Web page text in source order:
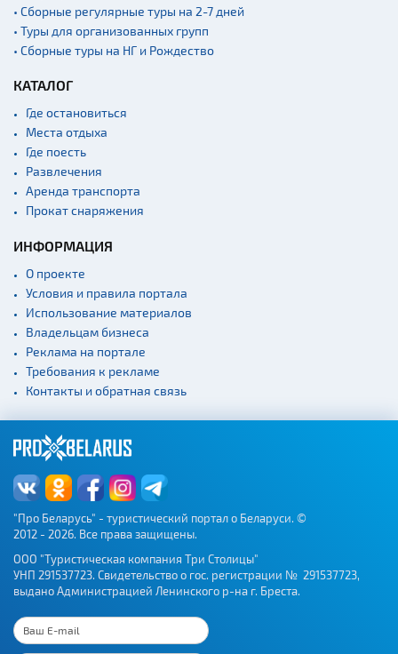
• Сборные регулярные туры на 2-7 дней
• Туры для организованных групп
• Сборные туры на НГ и Рождество
КАТАЛОГ
Где остановиться
Места отдыха
Где поесть
Развлечения
Аренда транспорта
Прокат снаряжения
ИНФОРМАЦИЯ
О проекте
Условия и правила портала
Использование материалов
Владельцам бизнеса
Реклама на портале
Требования к рекламе
Контакты и обратная связь
"Про Беларусь" - туристический портал о Беларуси. ©
2012 - 2026. Все права защищены.
ООО "Туристическая компания Три Столицы"
УНП 291537723. Свидетельство о гос. регистрации № 291537723,
выдано Администрацией Ленинского р-на г. Бреста.